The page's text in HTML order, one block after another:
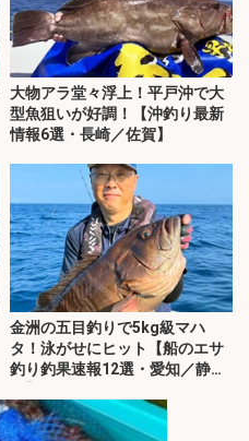
大物アラ堂々浮上！平戸沖で大
型魚狙いが好調！【沖釣り最新
情報6選・長崎／佐賀】
金洲の五目釣りで5kg級マハ
タ！泳がせにヒット【船のエサ
釣り釣果速報12選・愛知／静